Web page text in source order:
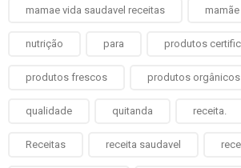
mamae vida saudavel receitas
nutrição para produtos
produtos frescos produtos orgânicos
qualidade quitanda receita.
Receitas receita saudavel